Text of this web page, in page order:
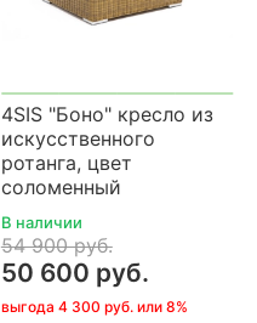
4SIS "Боно" кресло из
искусственного
ротанга, цвет
соломенный
В наличии
54 900 руб.
50 600 руб.
выгода 4 300 руб. или 8%